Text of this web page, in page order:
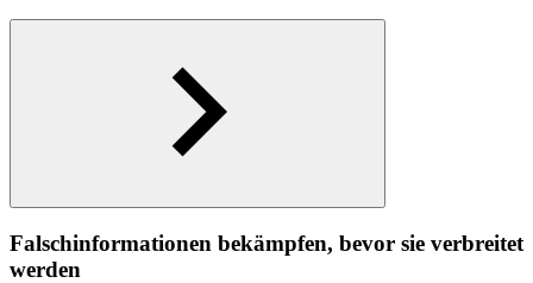
Falschinformationen bekämpfen, bevor sie verbreitet
werden